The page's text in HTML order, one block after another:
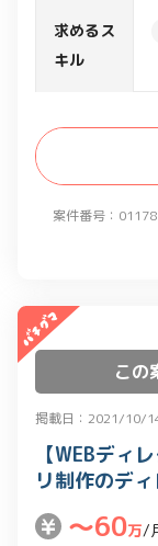
案件番号：
求めるス
キル
この
掲載日：2021/10/
【WEBディ
リ制作のデ
〜60万/